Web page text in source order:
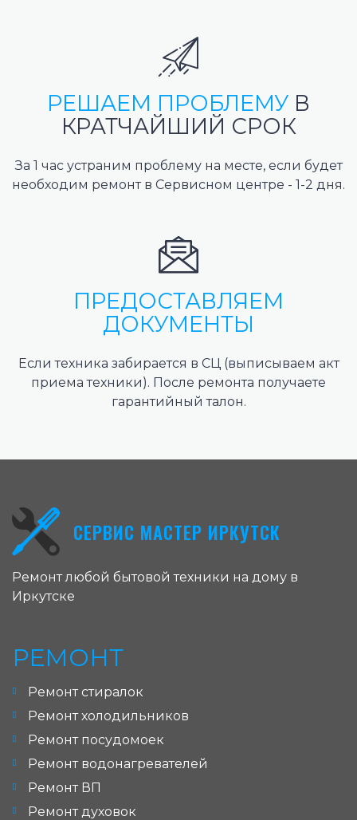
РЕШАЕМ ПРОБЛЕМУ В
КРАТЧАЙШИЙ СРОК
За 1 час устраним проблему на месте, если будет
необходим ремонт в Сервисном центре - 1-2 дня.
ПРЕДОСТАВЛЯЕМ
ДОКУМЕНТЫ
Если техника забирается в СЦ (выписываем акт
приема техники). После ремонта получаете
гарантийный талон.
СЕРВИС МАСТЕР ИРКУТСК
Ремонт любой бытовой техники на дому в
Иркутске
РЕМОНТ
Ремонт стиралок
Ремонт холодильников
Ремонт посудомоек
Ремонт водонагревателей
Ремонт ВП
Ремонт духовок